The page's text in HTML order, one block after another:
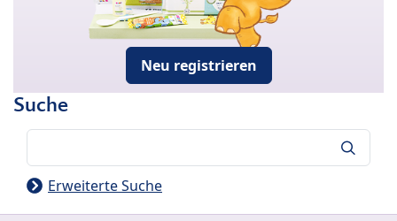
Neu registrieren
Suche
Erweiterte Suche